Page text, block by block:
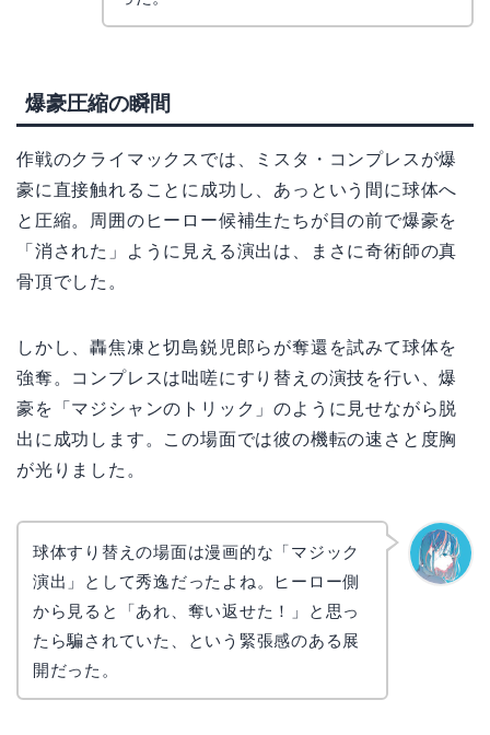
爆豪圧縮の瞬間
作戦のクライマックスでは、ミスタ・コンプレスが爆
豪に直接触れることに成功し、あっという間に球体へ
と圧縮。周囲のヒーロー候補生たちが目の前で爆豪を
「消された」ように見える演出は、まさに奇術師の真
骨頂でした。
しかし、轟焦凍と切島鋭児郎らが奪還を試みて球体を
強奪。コンプレスは咄嗟にすり替えの演技を行い、爆
豪を「マジシャンのトリック」のように見せながら脱
出に成功します。この場面では彼の機転の速さと度胸
が光りました。
球体すり替えの場面は漫画的な「マジック
演出」として秀逸だったよね。ヒーロー側
から見ると「あれ、奪い返せた！」と思っ
たら騙されていた、という緊張感のある展
開だった。